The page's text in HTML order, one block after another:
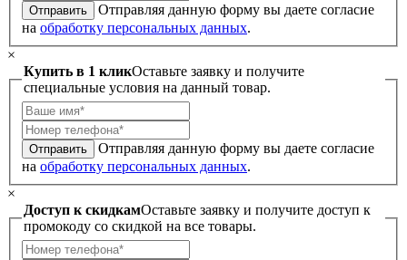
Отправить
Отправляя данную форму вы даете согласие
на обработку персональных данных.
×
Купить в 1 кликОставьте заявку и получите
специальные условия на данный товар.
Отправить
Отправляя данную форму вы даете согласие
на обработку персональных данных.
×
Доступ к скидкамОставьте заявку и получите доступ к
промокоду со скидкой на все товары.